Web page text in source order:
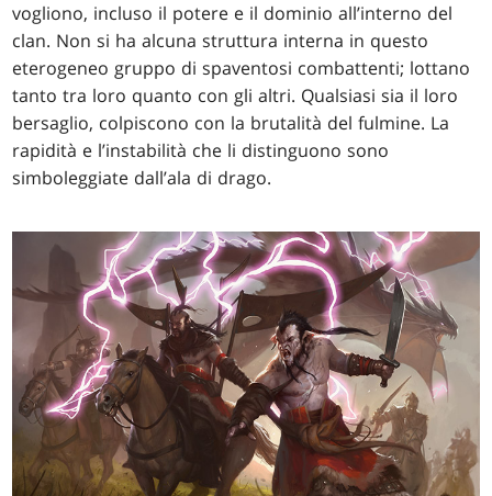
vogliono, incluso il potere e il dominio all’interno del
clan. Non si ha alcuna struttura interna in questo
eterogeneo gruppo di spaventosi combattenti; lottano
tanto tra loro quanto con gli altri. Qualsiasi sia il loro
bersaglio, colpiscono con la brutalità del fulmine. La
rapidità e l’instabilità che li distinguono sono
simboleggiate dall’ala di drago.